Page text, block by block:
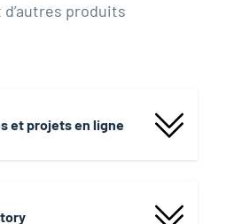
produits
et projets en ligne